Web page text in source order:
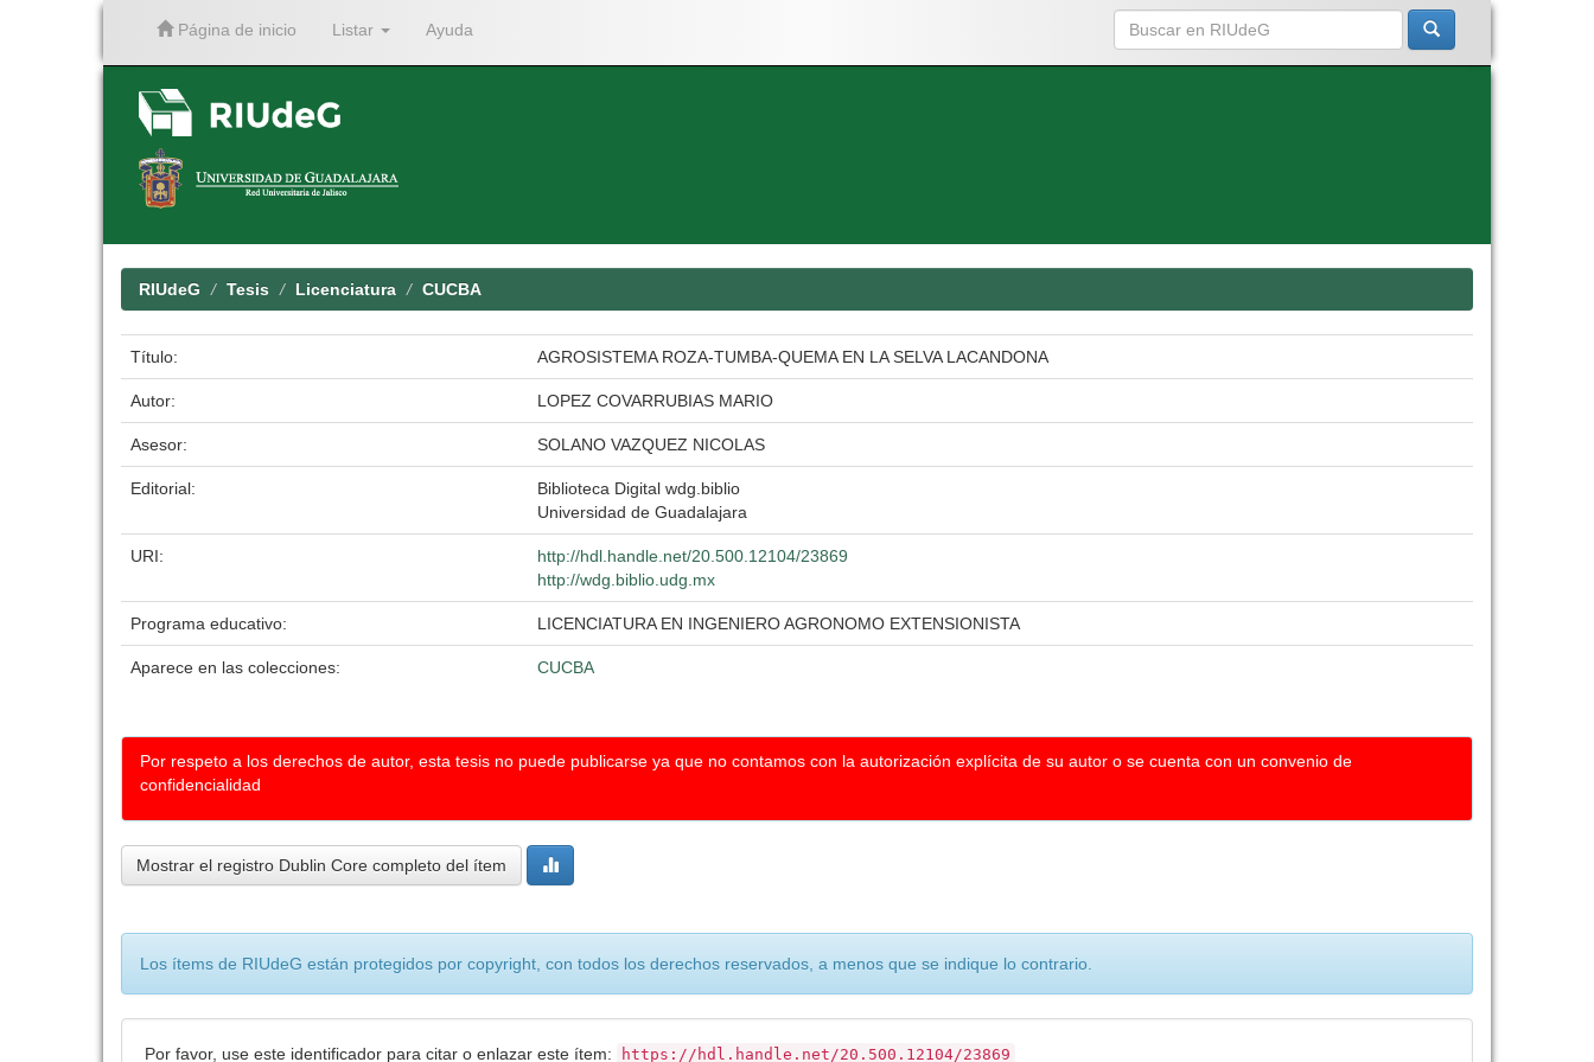
Página de inicio Listar Ayuda
RIUdeG Tesis Licenciatura CUCBA
Título: AGROSISTEMA ROZA-TUMBA-QUEMA EN LA SELVA LACANDONA
Autor: LOPEZ COVARRUBIAS MARIO
Asesor: SOLANO VAZQUEZ NICOLAS
Editorial:
Biblioteca Digital wdg.biblio
Universidad de Guadalajara
URI:
http://hdl.handle.net/20.500.12104/23869
http://wdg.biblio.udg.mx
Programa educativo: LICENCIATURA EN INGENIERO AGRONOMO EXTENSIONISTA
Aparece en las colecciones: CUCBA
Por respeto a los derechos de autor, esta tesis no puede publicarse ya que no contamos con la autorización explícita de su autor o se cuenta con un convenio de
confidencialidad
Mostrar el registro Dublin Core completo del ítem
Los ítems de RIUdeG están protegidos por copyright, con todos los derechos reservados, a menos que se indique lo contrario.
Por favor, use este identificador para citar o enlazar este ítem: https://hdl.handle.net/20.500.12104/23869